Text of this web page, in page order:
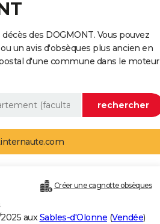
des DOGMONT. Vous pouvez
un avis d'obsèques plus ancien en
d'une commune dans le moteur
Créer une cagnotte obsèques
auxSables-d'Olonne (Vendée)